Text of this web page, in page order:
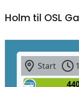
Holm til OSL
Start